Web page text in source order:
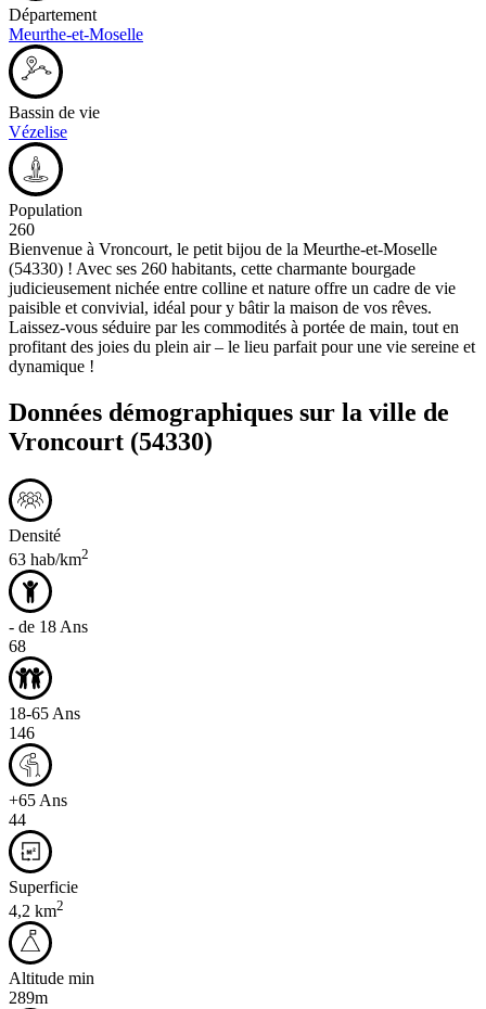
Département
Meurthe-et-Moselle
Bassin de vie
Vézelise
Population
260
Bienvenue à Vroncourt, le petit bijou de la Meurthe-et-Moselle
(54330) ! Avec ses 260 habitants, cette charmante bourgade
judicieusement nichée entre colline et nature offre un cadre de vie
paisible et convivial, idéal pour y bâtir la maison de vos rêves.
Laissez-vous séduire par les commodités à portée de main, tout en
profitant des joies du plein air – le lieu parfait pour une vie sereine et
dynamique !
Données démographiques sur la ville de
Vroncourt (54330)
Densité
63 hab/km2
- de 18 Ans
68
18-65 Ans
146
+65 Ans
44
Superficie
4,2 km2
Altitude min
289m